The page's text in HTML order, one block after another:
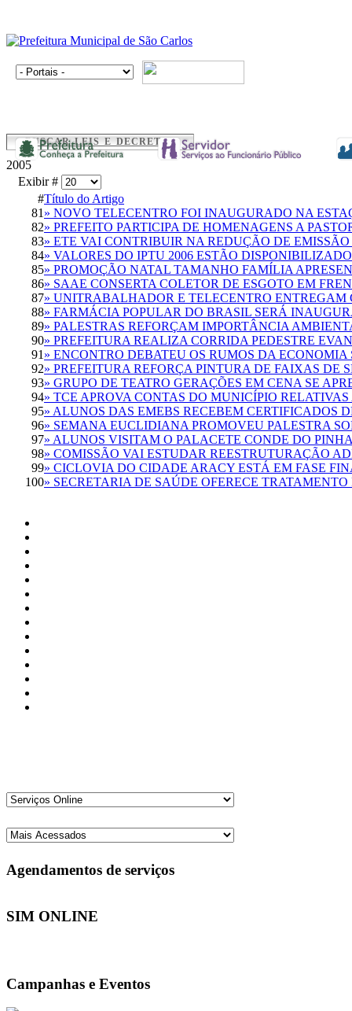
BUSCAR LEIS E DECRETOS
2005
Exibir #
#Título do Artigo
81 » NOVO TELECENTRO FOI INAUGURADO NA
82» PREFEITO PARTICIPA DE HOMENAGENS A
83» ETE VAI CONTRIBUIR NA REDUÇÃO DE
84» VALORES DO IPTU 2006 ESTÃO
85» PROMOÇÃO NATAL TAMANHO FAMÍLIA
86» SAAE CONSERTA COLETOR DE ESGOTO EM
87» UNITRABALHADOR E TELECENTRO ENTREGAM
88» FARMÁCIA POPULAR DO BRASIL SERÁ
89» PALESTRAS REFORÇAM IMPORTÂNCIA
90» PREFEITURA REALIZA CORRIDA PEDESTRE
91 » ENCONTRO DEBATEU OS RUMOS DA
92» PREFEITURA REFORÇA PINTURA DE FAIXAS DE
93» GRUPO DE TEATRO GERAÇÕES EM CENA SE
94» TCE APROVA CONTAS DO MUNICÍPIO
95» ALUNOS DAS EMEBS RECEBEM CERTIFICADOS
96» SEMANA EUCLIDIANA PROMOVEU PALESTRA
97» ALUNOS VISITAM O PALACETE CONDE DO
98» COMISSÃO VAI ESTUDAR REESTRUTURAÇÃO
99» CICLOVIA DO CIDADE ARACY ESTÁ EM FASE
100» SECRETARIA DE SAÚDE OFERECE
Agendamentos de serviços
SIM ONLINE
Campanhas e Eventos